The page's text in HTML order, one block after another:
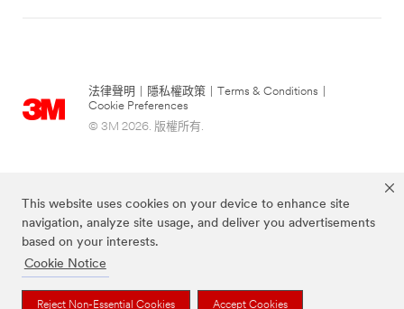
This website uses cookies on your device to enhance site
navigation, analyze site usage, and deliver you advertisements
based on your interests.
Cookie Notice
Reject Non-Essential Cookies Accept Cookies
法律聲明 隱私權政策 Terms & Conditions
Cookie Preferences
© 3M 2026. 版權所有.
上述品牌均為3M公司的註冊商標